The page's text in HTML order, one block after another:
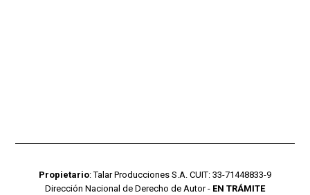
Propietario: Talar Producciones S.A. CUIT: 33-71448833-9
Dirección Nacional de Derecho de Autor - EN TRÁMITE